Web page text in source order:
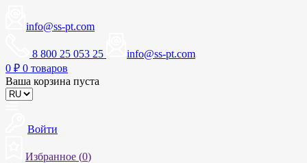
info@ss-pt.com
8 800 25 053 25
info@ss-pt.com
0 ₽ 0 товаров
Ваша корзина пуста
Войти
Избранное (0)